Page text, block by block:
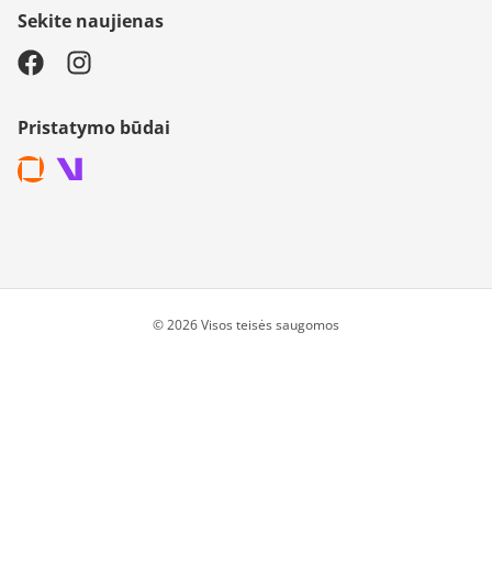
Sekite naujienas
Pristatymo būdai
© 2026 Visos teisės saugomos